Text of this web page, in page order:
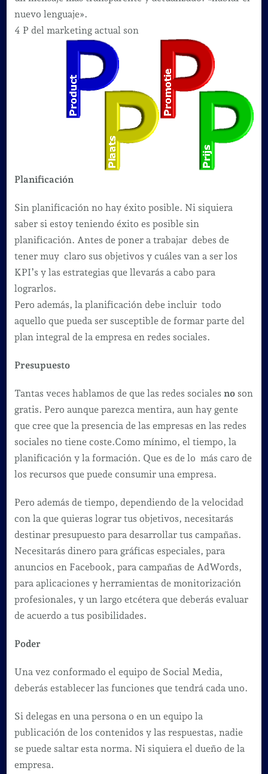
Marketing
actual
nuevo lenguaje».
4 P del marketing actual son
Planificación
Sin planificación no hay éxito posible. Ni siquiera
saber si estoy teniendo éxito es posible sin
planificación. Antes de poner a trabajar debes de
tener muy claro sus objetivos y cuáles van a ser los
KPI’s y las estrategias que llevarás a cabo para
lograrlos.
Pero además, la planificación debe incluir todo
aquello que pueda ser susceptible de formar parte del
plan integral de la empresa en redes sociales.
Presupuesto
Tantas veces hablamos de que las redes sociales noson
gratis. Pero aunque parezca mentira, aun hay gente
que cree que la presencia de las empresas en las redes
sociales no tiene coste.Como mínimo, el tiempo, la
planificación y la formación. Que es de lo más caro de
los recursos que puede consumir una empresa.
Pero además de tiempo, dependiendo de la velocidad
con la que quieras lograr tus objetivos, necesitarás
destinar presupuesto para desarrollar tus campañas.
Necesitarás dinero para gráficas especiales, para
anuncios en Facebook, para campañas de AdWords,
para aplicaciones y herramientas de monitorización
profesionales, y un largo etcétera que deberás evaluar
de acuerdo a tus posibilidades.
Poder
Una vez conformado el equipo de Social Media,
deberás establecer las funciones que tendrá cada uno.
Si delegas en una persona o en un equipo la
publicación de los contenidos y las respuestas, nadie
se puede saltar esta norma. Ni siquiera el dueño de la
empresa.